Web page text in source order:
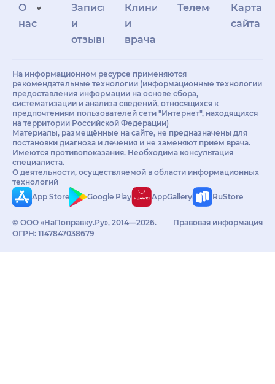
О
нас
Запись
и
отзывы
Клиникам
и
врачам
Телемедицина
Карта
сайта
На информационном ресурсе применяются
рекомендательные технологии (информационные технологии
предоставления информации на основе сбора,
систематизации и анализа сведений, относящихся к
предпочтениям пользователей сети "Интернет", находящихся
на территории Российской Федерации)
Материалы, размещённые на сайте, не предназначены для
постановки диагноза и лечения и не заменяют приём врача.
Имеются противопоказания. Необходима консультация
специалиста.
О деятельности, осуществляемой в области информационных
технологий
App Store
Google Play AppGallery RuStore
© ООО «НаПоправку.Ру», 2014—2026.
ОГРН: 1147847038679
Правовая информация